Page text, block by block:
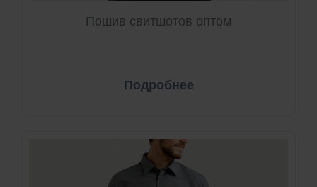
Пошив свитшотов оптом
Подробнее